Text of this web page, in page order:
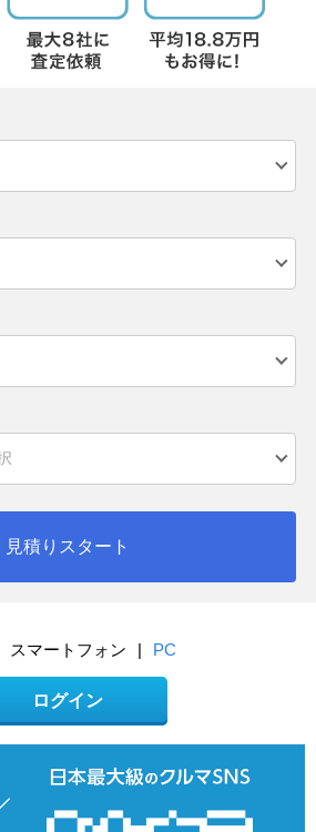
見積りスタート
スマートフォン | PC
ログイン